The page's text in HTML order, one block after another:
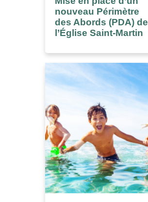
nouveau Périmètre
des Abords (PDA) de
l’Église Saint-Martin